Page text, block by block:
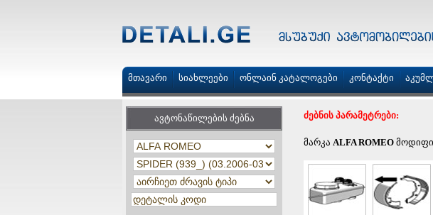
მთავარი სიახლეები ონლაინ კატალოგები კონტაქტი
ავტონაწილების ძებნა ძებნის პარამეტრები:
მარკა ALFA ROMEO